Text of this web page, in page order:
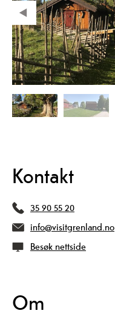
Kontakt
35 90 55 20
info@visitgrenland.no
Besøk nettside
Om